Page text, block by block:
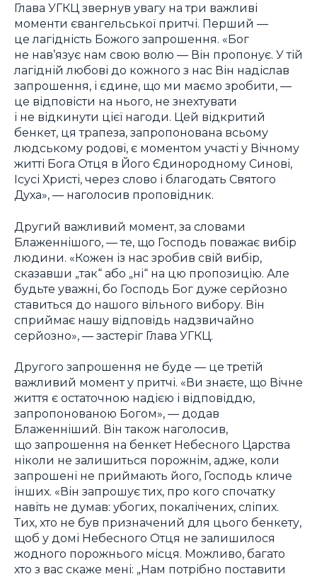
Глава УГКЦ звернув увагу на три важливі
моменти євангельської притчі. Перший —
це лагідність Божого запрошення. «Бог
не нав’язує нам свою волю — Він пропонує. У тій
лагідній любові до кожного з нас Він надіслав
запрошення, і єдине, що ми маємо зробити, —
це відповісти на нього, не знехтувати
і не відкинути цієї нагоди. Цей відкритий
бенкет, ця трапеза, запропонована всьому
людському родові, є моментом участі у Вічному
житті Бога Отця в Його Єдинородному Синові,
Ісусі Христі, через слово і благодать Святого
Духа», — наголосив проповідник.
Другий важливий момент, за словами
Блаженнішого, — те, що Господь поважає вибір
людини. «Кожен із нас зробив свій вибір,
сказавши „так“ або „ні“ на цю пропозицію. Але
будьте уважні, бо Господь Бог дуже серйозно
ставиться до нашого вільного вибору. Він
сприймає нашу відповідь надзвичайно
серйозно», — застеріг Глава УГКЦ.
Другого запрошення не буде — це третій
важливий момент у притчі. «Ви знаєте, що Вічне
життя є остаточною надією і відповіддю,
запропонованою Богом», — додав
Блаженніший. Він також наголосив,
що запрошення на бенкет Небесного Царства
ніколи не залишиться порожнім, адже, коли
запрошені не приймають його, Господь кличе
інших. «Він запрошує тих, про кого спочатку
навіть не думав: убогих, покалічених, сліпих.
Тих, хто не був призначений для цього бенкету,
щоб у домі Небесного Отця не залишилося
жодного порожнього місця. Можливо, багато
хто з вас скаже мені: „Нам потрібно поставити